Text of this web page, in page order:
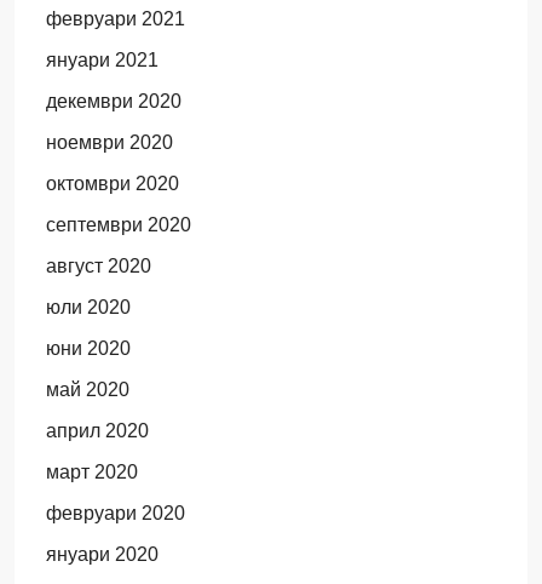
февруари 2021
януари 2021
декември 2020
ноември 2020
октомври 2020
септември 2020
август 2020
юли 2020
юни 2020
май 2020
април 2020
март 2020
февруари 2020
януари 2020